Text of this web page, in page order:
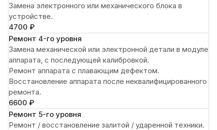
Замена электронного или механического блока в
устройстве.
4700 ₽
Ремонт 4-го уровня
Замена механической или электронной детали в модуле
аппарата, с последующей калибровкой.
Ремонт аппарата с плавающим дефектом.
Восстановление аппарата после неквалифицированного
ремонта.
6600 ₽
Ремонт 5-го уровня
Ремонт / восстановление залитой / ударенной техники.